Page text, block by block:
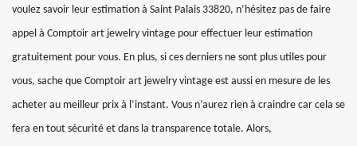
voulez savoir leur estimation à Saint Palais 33820, n’hésitez pas de faire
appel à Comptoir art jewelry vintage pour effectuer leur estimation
gratuitement pour vous. En plus, si ces derniers ne sont plus utiles pour
vous, sache que Comptoir art jewelry vintage est aussi en mesure de les
acheter au meilleur prix à l’instant. Vous n’aurez rien à craindre car cela se
fera en tout sécurité et dans la transparence totale. Alors,